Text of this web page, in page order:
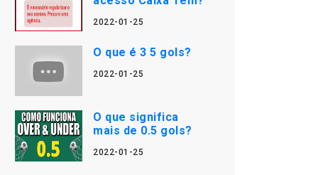
2022-01-25
O que é 3 5 gols?
2022-01-25
O que significa
mais de 0.5 gols?
2022-01-25